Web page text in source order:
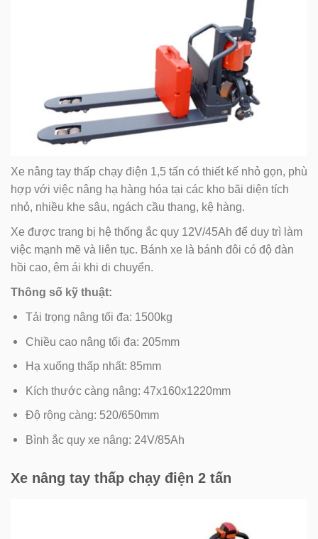
Xe nâng tay thấp chạy điện 1,5 tấn có thiết kế nhỏ gọn, phù
hợp với việc nâng hạ hàng hóa tại các kho bãi diện tích
nhỏ, nhiều khe sâu, ngách cầu thang, kệ hàng.
Xe được trang bị hệ thống ắc quy 12V/45Ah để duy trì làm
việc mạnh mẽ và liên tục. Bánh xe là bánh đôi có độ đàn
hồi cao, êm ái khi di chuyển.
Thông số kỹ thuật:
Tải trọng nâng tối đa: 1500kg
Chiều cao nâng tối đa: 205mm
Hạ xuống thấp nhất: 85mm
Kích thước càng nâng: 47x160x1220mm
Độ rộng càng: 520/650mm
Bình ắc quy xe nâng: 24V/85Ah
Xe nâng tay thấp chạy điện 2 tấn